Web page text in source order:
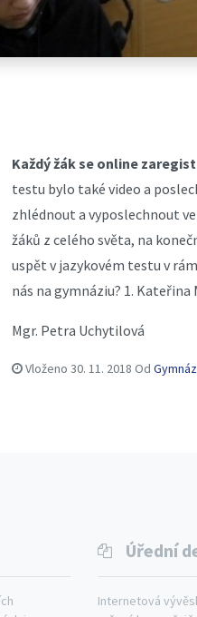
Každý žák se online
testu bylo také video a
zhlédnout a vyposlechnout
žáků z celého světa, na
uspět v jazykovém testu v
nás na gymnáziu? 1.
Mgr. Petra Uchytilová
Vloženo 30. 11. 2018 Od
Úřední
Internetová